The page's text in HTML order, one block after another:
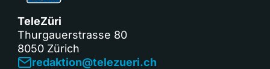
TeleZüri
Thurgauerstrasse 80
8050 Zürich
redaktion@telezueri.ch